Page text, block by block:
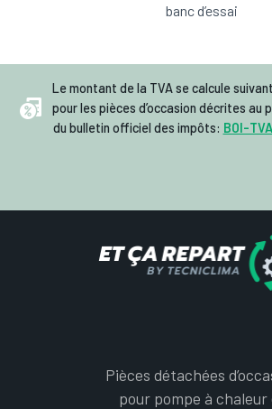
banc d’essai
Le montant de la TVA se calcule
pour les pièces d’occasion décrites au
du bulletin officiel des impôts: BOI-
Pièces détachées
pour pompe à chaleur